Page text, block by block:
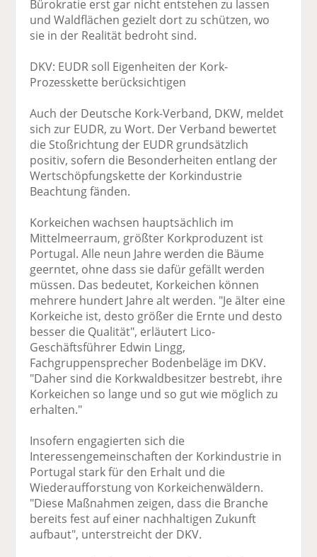
Bürokratie erst gar nicht entstehen zu lassen
und Waldflächen gezielt dort zu schützen, wo
sie in der Realität bedroht sind.
DKV: EUDR soll Eigenheiten der Kork-
Prozesskette berücksichtigen
Auch der Deutsche Kork-Verband, DKW, meldet
sich zur EUDR, zu Wort. Der Verband bewertet
die Stoßrichtung der EUDR grundsätzlich
positiv, sofern die Besonderheiten entlang der
Wertschöpfungskette der Korkindustrie
Beachtung fänden.
Korkeichen wachsen hauptsächlich im
Mittelmeerraum, größter Korkproduzent ist
Portugal. Alle neun Jahre werden die Bäume
geerntet, ohne dass sie dafür gefällt werden
müssen. Das bedeutet, Korkeichen können
mehrere hundert Jahre alt werden. "Je älter eine
Korkeiche ist, desto größer die Ernte und desto
besser die Qualität", erläutert Lico-
Geschäftsführer Edwin Lingg,
Fachgruppensprecher Bodenbeläge im DKV.
"Daher sind die Korkwaldbesitzer bestrebt, ihre
Korkeichen so lange und so gut wie möglich zu
erhalten."
Insofern engagierten sich die
Interessengemeinschaften der Korkindustrie in
Portugal stark für den Erhalt und die
Wiederaufforstung von Korkeichenwäldern.
"Diese Maßnahmen zeigen, dass die Branche
bereits fest auf einer nachhaltigen Zukunft
aufbaut", unterstreicht der DKV.